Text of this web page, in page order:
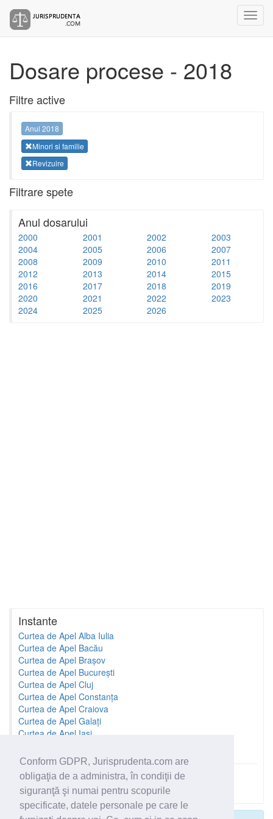
Conform GDPR, Jurisprudenta.com are
obligaţia de a administra, în condiţii de
siguranţă şi numai pentru scopurile
specificate, datele personale pe care le
Dosare procese - 2018
Filtre active
Anul 2018
Minori si familie
Revizuire
Filtrare spete
Anul dosarului
2000 2001 2002
2003
2004
2005 2006
2007
2008
2009 2010
2011
2012
2013 2014
2015
2016
2017 2018
2019
2020
2021 2022
2023
2024
2025 2026
Instante
Curtea de Apel Alba Iulia
Curtea de Apel Bacău
Curtea de Apel Brașov
Curtea de Apel București
Curtea de Apel Cluj
Curtea de Apel Constanța
Curtea de Apel Craiova
Curtea de Apel Galați
Curtea de Apel Iași
Toate instantele